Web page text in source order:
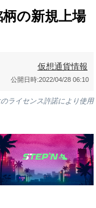
の新規上場
仮想通貨情報
公開日時:2022/04/28 06:10
ライセンス許諾により使用